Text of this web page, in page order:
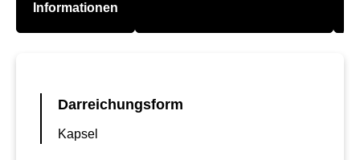
Informationen
Darreichungsform
Kapsel